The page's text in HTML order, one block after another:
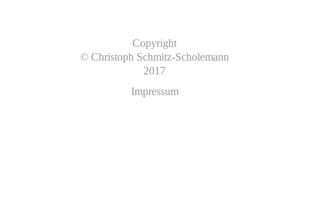
Copyright
© Christoph Schmitz-Scholemann
2017
Impressum